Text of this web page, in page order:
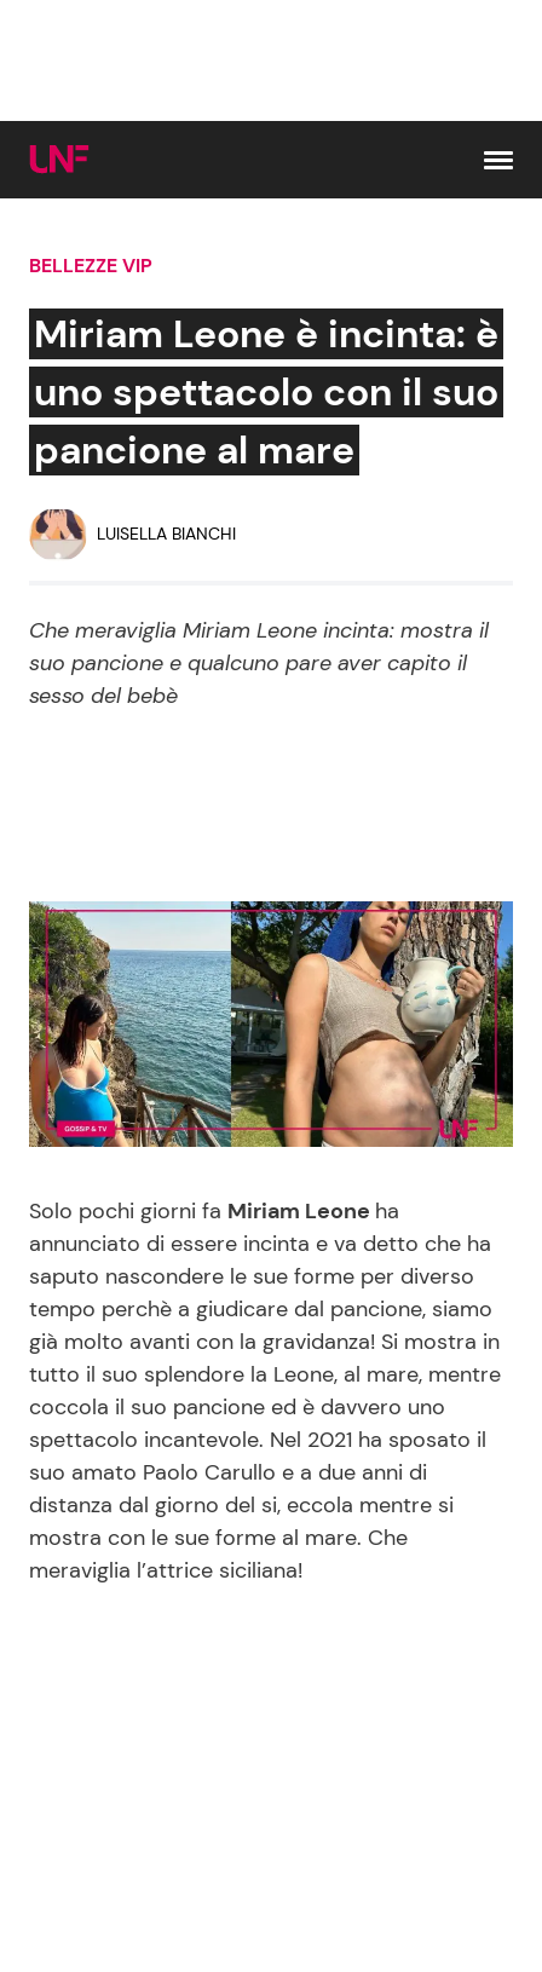
Cerca:
News e Cronaca
Attualità Italiana
Economia
Persone Scomparse
Politica
Gossip e TV
Bellezze VIP
Programmi TV
News Cinema
News Musica
News Spettacolo
News dal mondo
Benessere
Moda e Style
Mondo Mamma
News benessere
Salute
Viaggi e Turismo
Cucina e Ricette
Dolci
Le Ricette in TV
Primi Piatti
Ricette Facili e Veloci
Ricette Feste
BELLEZZE VIP
Miriam Leone è incinta: è
uno spettacolo con il suo
pancione al mare
LUISELLA BIANCHI
Che meraviglia Miriam Leone incinta: mostra il
suo pancione e qualcuno pare aver capito il
sesso del bebè
Solo pochi giorni fa Miriam Leone ha
annunciato di essere incinta e va detto che ha
saputo nascondere le sue forme per diverso
tempo perchè a giudicare dal pancione, siamo
già molto avanti con la gravidanza! Si mostra in
tutto il suo splendore la Leone, al mare, mentre
coccola il suo pancione ed è davvero uno
spettacolo incantevole. Nel 2021 ha sposato il
suo amato Paolo Carullo e a due anni di
distanza dal giorno del si, eccola mentre si
mostra con le sue forme al mare. Che
meraviglia l’attrice siciliana!